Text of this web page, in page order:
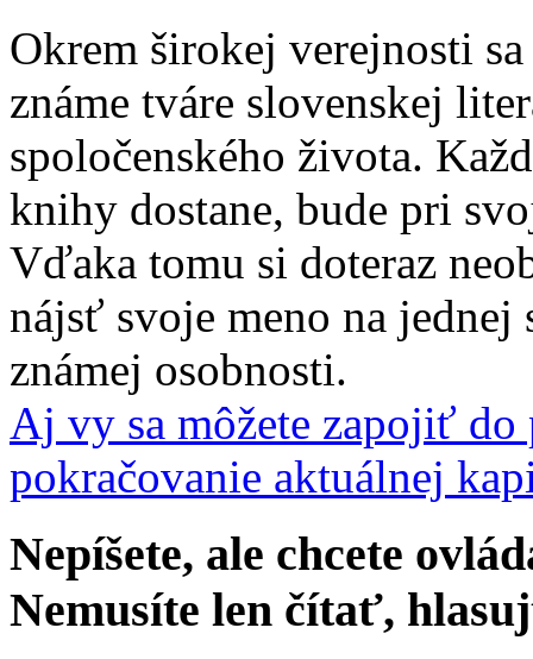
Okrem širokej verejnosti
známe tváre slovenskej
spoločenského života.
knihy dostane, bude pri
Vďaka tomu si doteraz
nájsť svoje meno na jednej
známej osobnosti.
Aj vy sa môžete zapojiť do
pokračovanie aktuálnej
Nepíšete, ale chcete
Nemusíte len čítať,